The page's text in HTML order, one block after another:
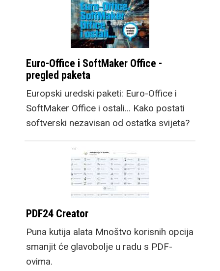
Euro-Office i SoftMaker Office -
pregled paketa
Europski uredski paketi: Euro-Office i
SoftMaker Office i ostali... Kako postati
softverski nezavisan od ostatka svijeta?
PDF24 Creator
Puna kutija alata Mnoštvo korisnih opcija
smanjit će glavobolje u radu s PDF-
ovima.